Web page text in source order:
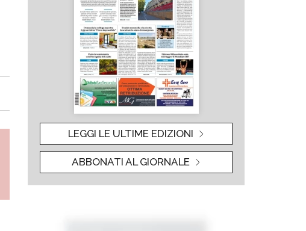
LEGGI LE ULTIME EDIZIONI
ABBONATI AL GIORNALE